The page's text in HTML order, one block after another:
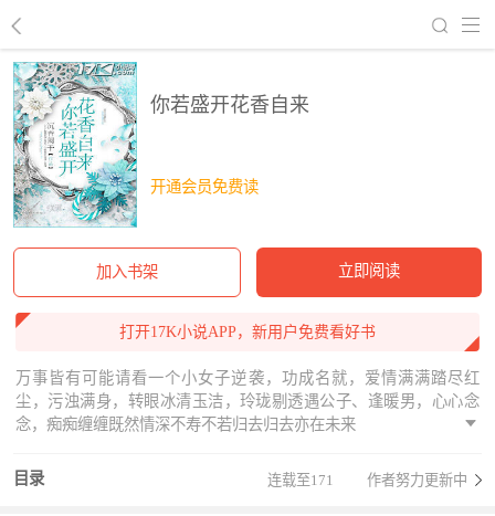
你若盛开花香自来
开通会员免费读
加入书架 立即阅读
打开17K小说APP，新用户免费看好书
万事皆有可能请看一个小女子逆袭，功成名就，爱情满满踏尽红
尘，污浊满身，转眼冰清玉洁，玲珑剔透遇公子、逢暖男，心心念
念，痴痴缠缠既然情深不寿不若归去归去亦在未来
目录 连载至171 作者努力更新中